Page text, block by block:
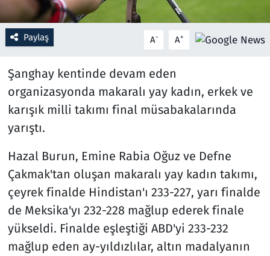
Paylaş A- A+
Şanghay kentinde devam eden
organizasyonda makaralı yay kadın, erkek ve
karışık milli takımı final müsabakalarında
yarıştı.
Hazal Burun, Emine Rabia Oğuz ve Defne
Çakmak'tan oluşan makaralı yay kadın takımı,
çeyrek finalde Hindistan'ı 233-227, yarı finalde
de Meksika'yı 232-228 mağlup ederek finale
yükseldi. Finalde eşleştiği ABD'yi 233-232
mağlup eden ay-yıldızlılar, altın madalyanın
Savunma Sanayi
Spor
Teknoloji ve Bilim